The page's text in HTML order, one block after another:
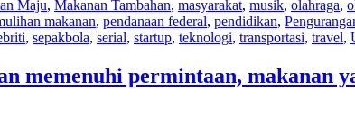
Maju, Makanan Tambahan, masyarakat, musik, olahraga,
makanan, pendanaan federal, pendidikan,
, sepakbola, serial, startup, teknologi, transportasi, travel,
memenuhi permintaan, makanan